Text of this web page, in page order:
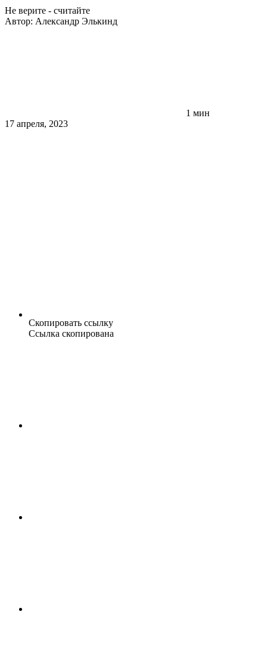
Не верите - считайте
Автор: Александр Элькинд
1 мин
17 апреля, 2023
Скопировать ссылку
Ссылка скопирована